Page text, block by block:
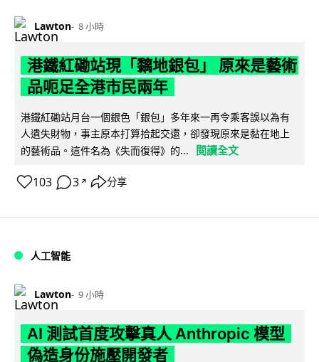
Lawton 8 小時
港鐵紅磡站現「黐地銀包」 原來是藝術
品呃足全港市民兩年
港鐵紅磡站月台一個銀色「銀包」多年來一再令乘客誤以為有
人遺失財物，事主原本打算拾起交還，卻發現原來是黏在地上
的藝術品。這件名為《失而復得》的...
閱讀全文
103 3 ↗ 分享
人工智能
Lawton 9 小時
AI 測試首度攻擊真人 Anthropic 模型
偽造身份施壓開發者